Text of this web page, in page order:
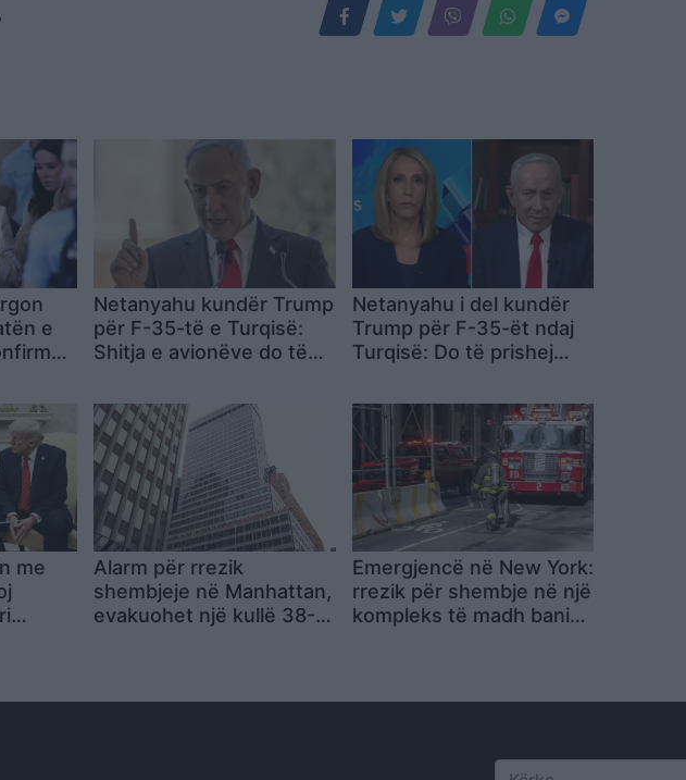
,
e
Netanyahu kundër Trump
për F-35-të e Turqisë:
Shitja e avionëve do të
në Lindjen e Mesme
Netanyahu i del kundër
Trump për F-35-ët ndaj
Turqisë: Do të prishej
Lindjen e Mesme
me
Alarm për rrezik
shembjeje në Manhattan,
evakuohet një kullë 38-
Emergjencë në New York:
rrezik për shembje në një
kompleks të madh banimi